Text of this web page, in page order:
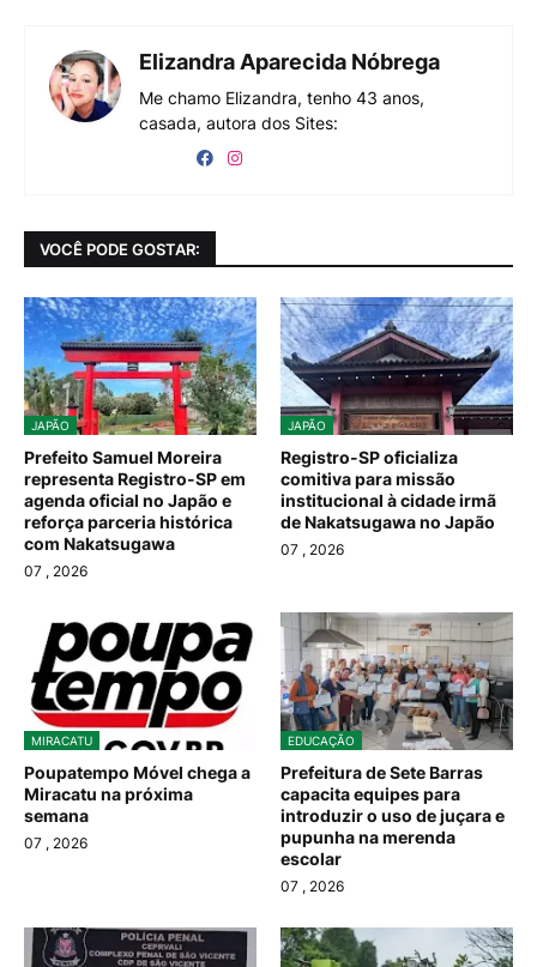
Elizandra Aparecida Nóbrega
Me chamo Elizandra, tenho 43 anos,
casada, autora dos Sites:
VOCÊ PODE GOSTAR:
JAPÃO
Prefeito Samuel Moreira
representa Registro-SP em
agenda oficial no Japão e
reforça parceria histórica
com Nakatsugawa
07 , 2026
JAPÃO
Registro-SP oficializa
comitiva para missão
institucional à cidade irmã
de Nakatsugawa no Japão
07 , 2026
MIRACATU
Poupatempo Móvel chega a
Miracatu na próxima
semana
07 , 2026
EDUCAÇÃO
Prefeitura de Sete Barras
capacita equipes para
introduzir o uso de juçara e
pupunha na merenda
escolar
07 , 2026